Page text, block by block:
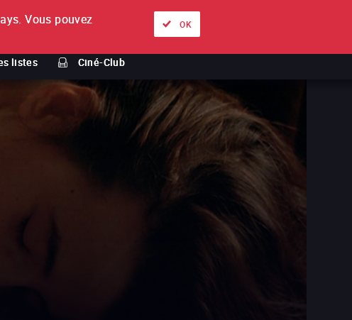
listes Ciné-Club
À propos Nos offres
Vous pouvez
OK